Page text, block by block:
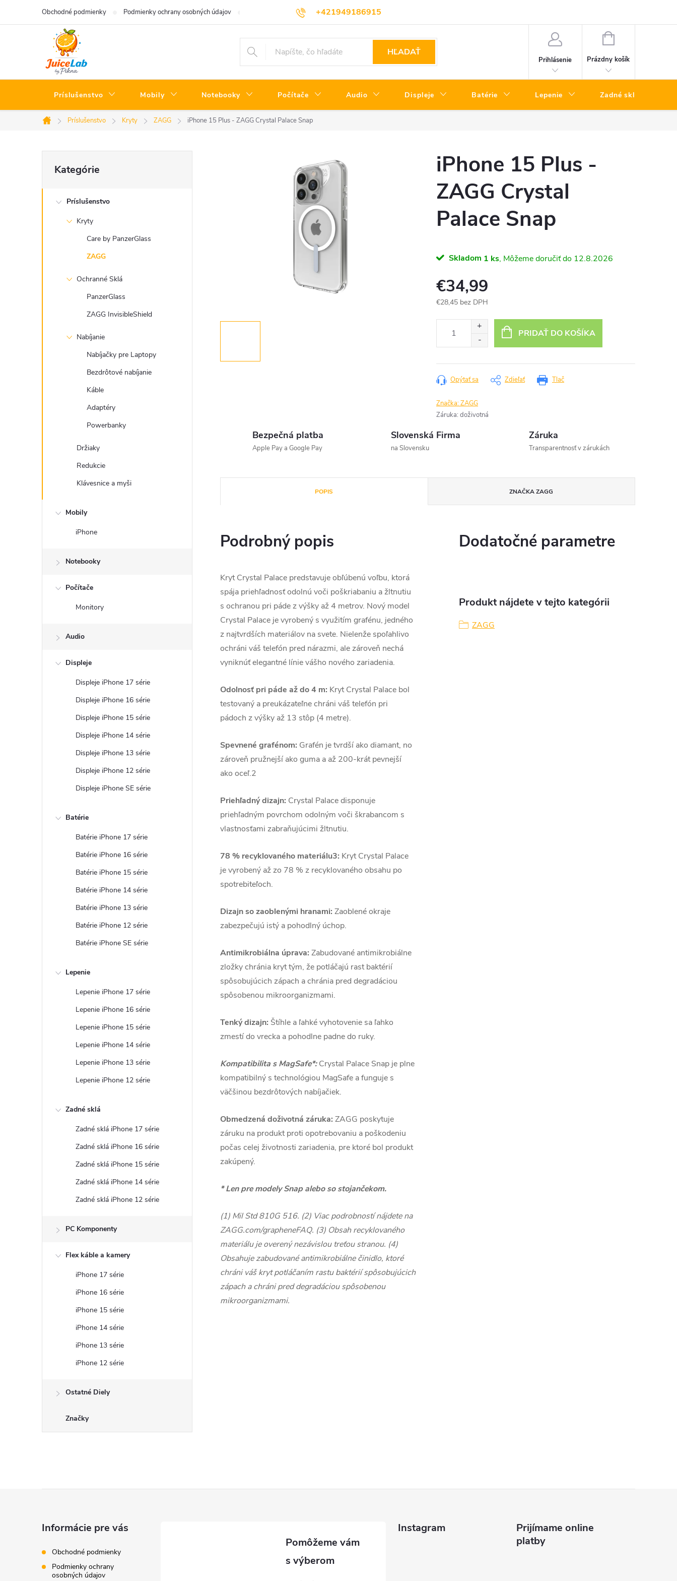
+421949186915
Obchodné podmienky Podmienky ochrany osobných údajov Servisné podmienky Informácie o triedach produktov
HĽADAŤ
Prihlásenie
NÁKUPNÝ
Prázdny košík
Príslušenstvo Mobily Notebooky Počítače Audio Displeje Batérie Lepenie Zadné sklá
Domov
Príslušenstvo Kryty ZAGG iPhone 15 Plus - ZAGG Crystal Palace Snap
o
kategórie
Kategórie
Príslušenstvo
Kryty
Care by PanzerGlass
ZAGG
Ochranné Sklá
PanzerGlass
ZAGG InvisibleShield
Nabíjanie
Nabíjačky pre Laptopy
Bezdrôtové nabíjanie
Káble
Adaptéry
Powerbanky
Držiaky
Redukcie
Klávesnice a myši
Mobily
iPhone
Notebooky
Počítače
Monitory
Audio
Displeje
Displeje iPhone 17 série
Displeje iPhone 16 série
Displeje iPhone 15 série
Displeje iPhone 14 série
Displeje iPhone 13 série
Displeje iPhone 12 série
Displeje iPhone SE série
Batérie
Batérie iPhone 17 série
Batérie iPhone 16 série
Batérie iPhone 15 série
Batérie iPhone 14 série
Batérie iPhone 13 série
Batérie iPhone 12 série
Batérie iPhone SE série
Lepenie
Lepenie iPhone 17 série
Lepenie iPhone 16 série
Lepenie iPhone 15 série
Lepenie iPhone 14 série
Lepenie iPhone 13 série
Lepenie iPhone 12 série
Zadné sklá
Zadné sklá iPhone 17 série
Zadné sklá iPhone 16 série
Zadné sklá iPhone 15 série
Zadné sklá iPhone 14 série
Zadné sklá iPhone 12 série
PC Komponenty
Flex káble a kamery
iPhone 17 série
iPhone 16 série
iPhone 15 série
iPhone 14 série
iPhone 13 série
iPhone 12 série
Ostatné Diely
Značky
iPhone 15 Plus -
ZAGG Crystal
Palace Snap
Skladom 1 ks 12.8.2026
€34,99
€28,45 bez DPH
PRIDAŤ DO KOŠÍKA
Tlač
Opýtať sa Zdieľať
Značka:ZAGG
Záruka: doživotná
Bezpečná platba
Apple Pay a Google Pay
Slovenská Firma
na Slovensku
Záruka
Transparentnosť v zárukách
POPIS ZNAČKAZAGG
Podrobný popis
Kryt Crystal Palace predstavuje obľúbenú voľbu, ktorá
spája priehľadnosť odolnú voči poškriabaniu a žltnutiu
s ochranou pri páde z výšky až 4 metrov. Nový model
Crystal Palace je vyrobený s využitím grafénu, jedného
z najtvrdších materiálov na svete. Nielenže spoľahlivo
ochráni váš telefón pred nárazmi, ale zároveň nechá
vyniknúť elegantné línie vášho nového zariadenia.
Odolnosť pri páde až do 4 m: Kryt Crystal Palace bol
testovaný a preukázateľne chráni váš telefón pri
pádoch z výšky až 13 stôp (4 metre).
Spevnené grafénom: Grafén je tvrdší ako diamant, no
zároveň pružnejší ako guma a až 200-krát pevnejší
ako oceľ.2
Priehľadný dizajn: Crystal Palace disponuje
priehľadným povrchom odolným voči škrabancom s
vlastnosťami zabraňujúcimi žltnutiu.
78 % recyklovaného materiálu3: Kryt Crystal Palace
je vyrobený až zo 78 % z recyklovaného obsahu po
spotrebiteľoch.
Dizajn so zaoblenými hranami: Zaoblené okraje
zabezpečujú istý a pohodlný úchop.
Antimikrobiálna úprava: Zabudované antimikrobiálne
zložky chránia kryt tým, že potláčajú rast baktérií
spôsobujúcich zápach a chránia pred degradáciou
spôsobenou mikroorganizmami.
Tenký dizajn: Štíhle a ľahké vyhotovenie sa ľahko
zmestí do vrecka a pohodlne padne do ruky.
Kompatibilita s MagSafe*:Crystal Palace Snap je plne
kompatibilný s technológiou MagSafe a funguje s
väčšinou bezdrôtových nabíjačiek.
Obmedzená doživotná záruka: ZAGG poskytuje
záruku na produkt proti opotrebovaniu a poškodeniu
počas celej životnosti zariadenia, pre ktoré bol produkt
zakúpený.
* Len pre modely Snap alebo so stojančekom.
(1) Mil Std 810G 516. (2) Viac podrobností nájdete na
ZAGG.com/grapheneFAQ. (3) Obsah recyklovaného
materiálu je overený nezávislou treťou stranou. (4)
Obsahuje zabudované antimikrobiálne činidlo, ktoré
chráni váš kryt potláčaním rastu baktérií spôsobujúcich
zápach a chráni pred degradáciou spôsobenou
mikroorganizmami.
Dodatočné parametre
Produkt nájdete v tejto kategórii
ZAGG
Informácie pre vás
Obchodné podmienky
Podmienky ochrany
osobných údajov
Instagram
Prijímame online
platby